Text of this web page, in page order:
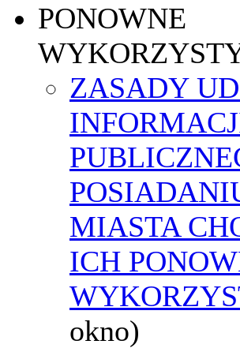
PONOWNE
ZASADY
MIASTA
ICH
okno)